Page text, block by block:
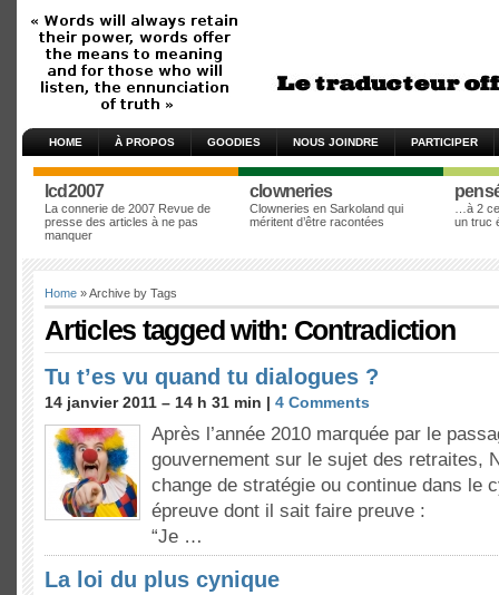
HOME À PROPOS GOODIES NOUS JOINDRE PARTICIPER
lcd2007
La connerie de 2007 Revue de
presse des articles à ne pas
manquer
clowneries
Clowneries en Sarkoland qui
méritent d’être racontées
…à 2
un truc
Home » Archive by Tags
Articles tagged with: Contradiction
Tu t’es vu quand tu dialogues ?
14 janvier 2011 – 14 h 31 min | 4 Comments
Après l’année 2010 marquée par le
gouvernement sur le sujet des retraites,
change de stratégie ou continue dans le
épreuve dont il sait faire preuve :
“Je …
La loi du plus cynique